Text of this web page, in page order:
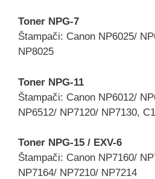
Toner NPG-7
Štampači: Canon NP6025/
NP8025
Toner NPG-11
Štampači: Canon NP6012/
NP6512/ NP7120/ NP7130,
Toner NPG-15 / EXV-6
Štampači: Canon NP7160/
NP7164/ NP7210/ NP7214